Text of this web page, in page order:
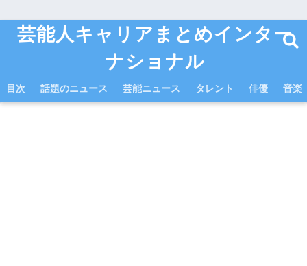
芸能人キャリアまとめインター
ナショナル
目次 話題のニュース 芸能ニュース タレント 俳優 音楽